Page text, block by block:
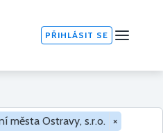
PŘIHLÁSIT SE
města Ostravy, s.r.o. ×